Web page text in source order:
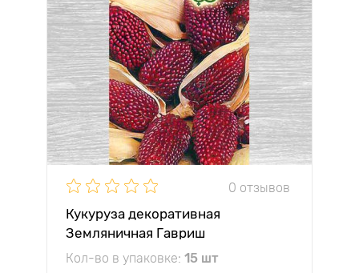
0 отзывов
Кукуруза декоративная
Земляничная Гавриш
Кол-во в упаковке: 15 шт